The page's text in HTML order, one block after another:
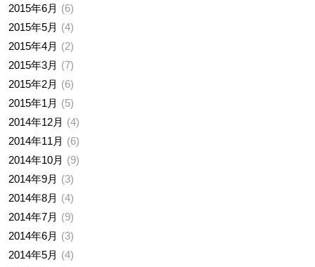
2015年6月
6
2015年5月
4
2015年4月
2
2015年3月
7
2015年2月
6
2015年1月
5
2014年12月
4
2014年11月
6
2014年10月
9
2014年9月
3
2014年8月
4
2014年7月
9
2014年6月
3
2014年5月
4